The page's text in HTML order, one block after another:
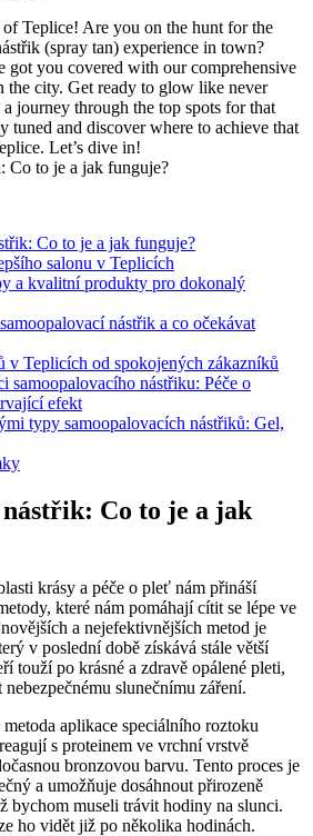
of Teplice! Are you on the hunt for the
(spray tan) experience in town?
got you covered with our comprehensive
the city. Get ready to glow like never
journey through the top spots for that
tuned and discover where to achieve that
Let’s dive in!
Co to je a jak funguje?
salonu v Teplicích
a kvalitní produkty pro dokonalý
nástřik a co očekávat
v Teplicích od spokojených zákazníků
samoopalovacího nástřiku: Péče o
efekt
typy samoopalovacích nástřiků: Gel,
nástřik: Co to je a jak
krásy a péče o pleť nám přináší
které nám pomáhají cítit se lépe ve
a nejefektivnějších metod je
v poslední době získává stále větší
touží po krásné a zdravě opálené pleti,
slunečnímu záření.
aplikace speciálního roztoku
s proteinem ve vrchní vrstvě
bronzovou barvu. Tento proces je
a umožňuje dosáhnout přirozeně
bychom museli trávit hodiny na slunci.
ho vidět již po několika hodinách.